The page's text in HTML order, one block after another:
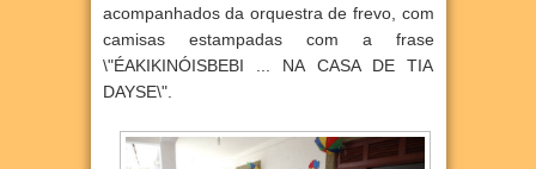
acompanhados da orquestra de frevo, com
camisas estampadas com a frase
\"ÉAKIKINÓISBEBI ... NA CASA DE TIA
DAYSE\".